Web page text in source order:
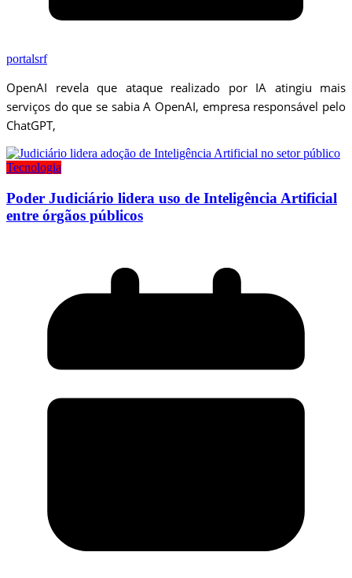
portalsrf
OpenAI revela que ataque realizado por IA atingiu mais
serviços do que se sabia A OpenAI, empresa responsável pelo
ChatGPT,
Tecnologia
Poder Judiciário lidera uso de Inteligência Artificial
entre órgãos públicos